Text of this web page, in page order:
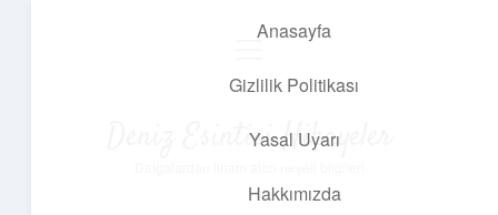
Anasayfa
Gizlilik Politikası
Yasal Uyarı
Hakkımızda
Deniz Esintisi Hikayeler